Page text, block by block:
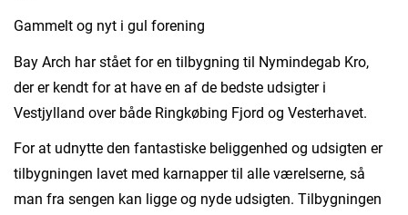
Gammelt og nyt i gul forening
Bay Arch har stået for en tilbygning til Nymindegab Kro,
der er kendt for at have en af de bedste udsigter i
Vestjylland over både Ringkøbing Fjord og Vesterhavet.
For at udnytte den fantastiske beliggenhed og udsigten er
tilbygningen lavet med karnapper til alle værelserne, så
man fra sengen kan ligge og nyde udsigten. Tilbygningen